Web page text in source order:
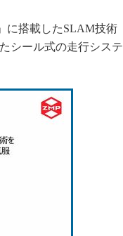
に搭載したSLAM技術
シール式の走行システ